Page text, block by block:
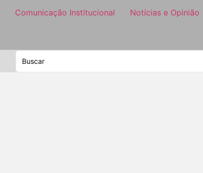
Comunicação Institucional Notícias e Opinião